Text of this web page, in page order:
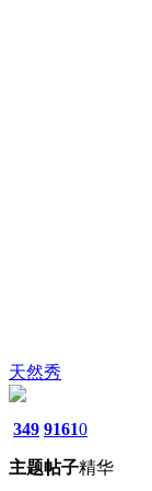
天然秀
349
主题
9161
帖子
0
精华